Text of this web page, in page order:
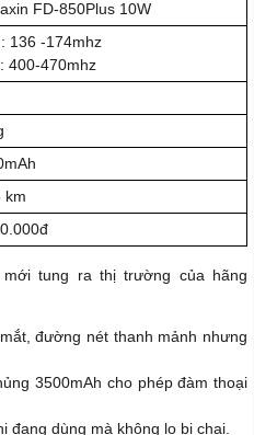
FD-850Plus 10W
136 -174mhz
400-470mhz
km
tung ra thị trường của hãng
đường nét thanh mảnh nhưng
3500mAh cho phép đàm thoại
đang dùng mà không lo bị chai.